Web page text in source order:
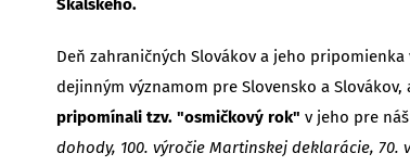
Deň zahraničných Slovákov a jeho
dejinným významom pre Slovensko a Slovákov,
pripomínali tzv. "osmičkový rok" v jeho pre
dohody, 100. výročie Martinskej deklarácie,